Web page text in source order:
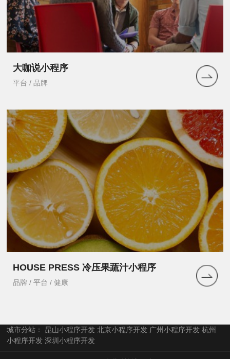
大咖说小程序
平台 / 品牌
HOUSE PRESS 冷压果蔬汁小程序
品牌 / 平台 / 健康
城市分站： 昆山小程序开发 北京小程序开发 广州小程序开发 杭州
小程序开发 深圳小程序开发